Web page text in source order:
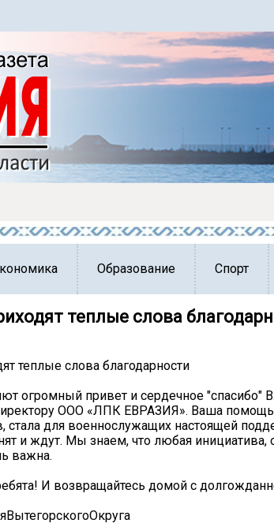
Образование Спорт
теплые слова
теплые слова благодарности
огромный привет и сердечное "спасибо"
ООО «ЛПК ЕВРАЗИЯ». Ваша
стала для военнослужащих настоящей
и ждут. Мы знаем, что любая инициатива,
важна.
И возвращайтесь домой с